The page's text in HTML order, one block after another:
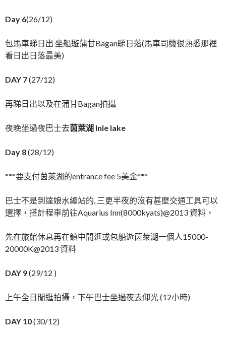
Day 6(26/12)
包馬車睇日出 坐船遊蒲甘Bagan睇日落(馬車司機很熟悉那裡
看日出日落最美)
DAY 7(27/12)
再睇日出以及在蒲甘Bagan拍攝
夜晚坐過夜巴士去茵萊湖 Inle lake
Day 8(28/12)
***要支付茵萊湖的entrance fee 5美金***
巴士不是到達娘水總站的, 三更半夜的沒有甚麼交通工具可以
選擇，搭計程車前往Aquarius Inn(8000kyats)@2013 資料，
先在旅館休息再在鎮中閒逛或包船遊茵萊湖一個人15000-
20000K@2013 資料
DAY 9(29/12 )
上午全日閒逛拍攝，下午巴士坐過夜去仰光 (12小時)
DAY 10(30/12)